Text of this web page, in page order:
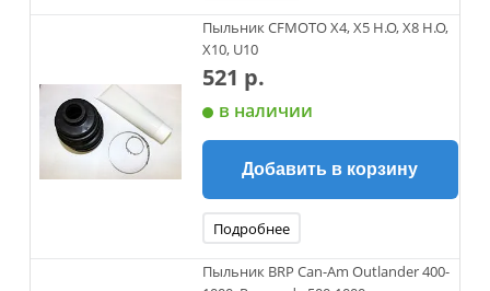
Пыльник CFMOTO X4, X5 H.O, X8 H.O,
X10, U10
521 р.
в наличии
Добавить в корзину
Подробнее
Пыльник BRP Can-Am Outlander 400-